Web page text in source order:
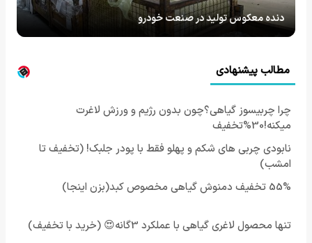
دنده معکوس تولید در صنعت خودرو
مطالب پیشنهادی
چرا چربیسوز گیاهی؟چون بدون رژیم و ورزش لاغرت
میکنه!30%تخفیف
نابودی چربی های شکم و پهلو فقط با پودر جلبک! (تخفیف تا
امشب)
55% تخفیف دمنوش گیاهی مخصوص کبد(بزن اینجا)
تنها محصول لاغری گیاهی با عملکرد 3گانه😍 (خرید با تخفیف)